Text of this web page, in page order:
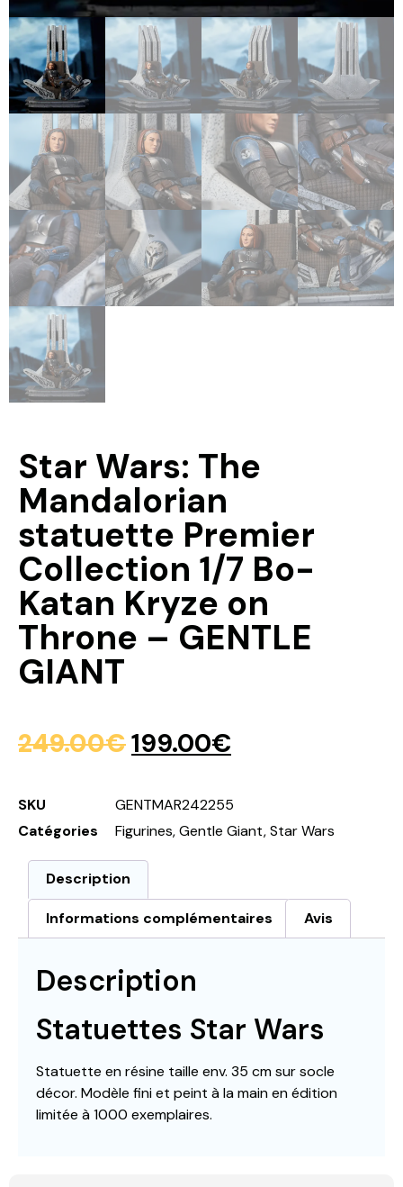
Star Wars: The
Mandalorian
statuette Premier
Collection 1/7 Bo-
Katan Kryze on
Throne – GENTLE
GIANT
249.00€199.00€
SKU
GENTMAR242255
Catégories
Figurines,Gentle Giant,Star Wars
Description
Informations complémentaires Avis
Description
Statuettes Star Wars
Statuette en résine taille env. 35 cm sur socle
décor. Modèle fini et peint à la main en édition
limitée à 1000 exemplaires.